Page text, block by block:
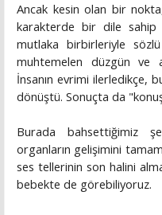
Ancak kesin olan bir nokta,
karakterde bir dile sahip
mutlaka birbirleriyle
muhtemelen düzgün ve
İnsanın evrimi ilerledikçe,
dönüştü. Sonuçta da
Burada bahsettiğimiz
organların gelişimini
ses tellerinin son halini
bebekte de görebiliyoruz.